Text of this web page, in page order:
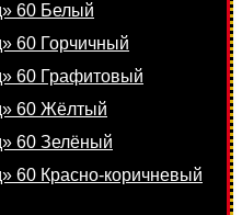
60 Белый
60 Горчичный
60 Графитовый
60 Жёлтый
60 Зелёный
60 Красно-коричневый